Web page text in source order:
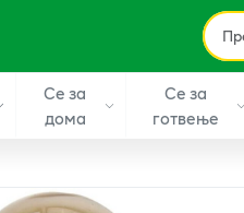
Се за
дома
Се за
готвење